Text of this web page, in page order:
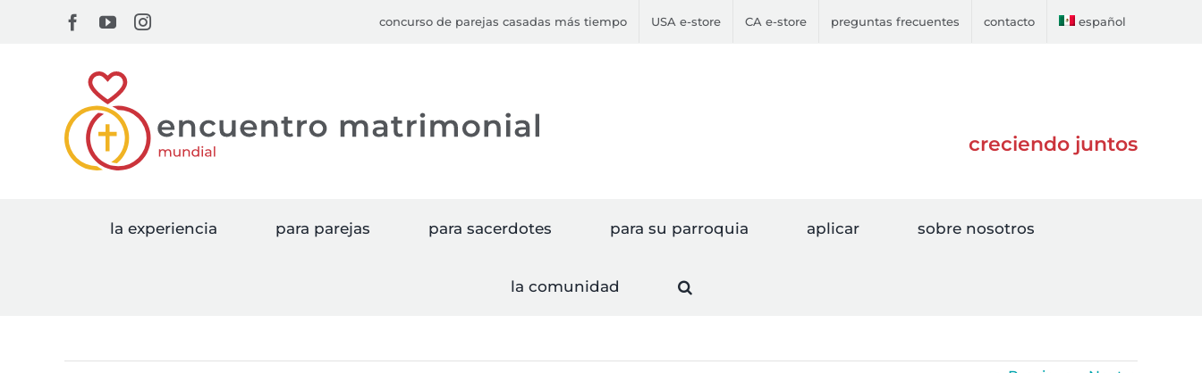
Facebook
YouTubeInstagram concurso de parejas casadas más tiempo USA e-store CA e-store preguntas frecuentes contacto español
creciendo juntos
la experiencia para parejas para sacerdotes para su parroquia aplicar sobre nosotros
la comunidad